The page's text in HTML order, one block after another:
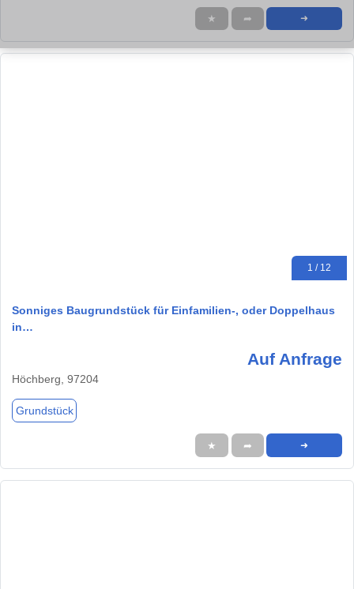
★ ➦ ➜
1 / 12
Sonniges Baugrundstück für Einfamilien-, oder Doppelhaus
in…
Auf Anfrage
Höchberg, 97204
Grundstück
★ ➦ ➜